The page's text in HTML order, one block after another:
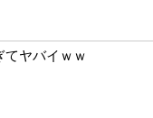
てヤバイｗｗ